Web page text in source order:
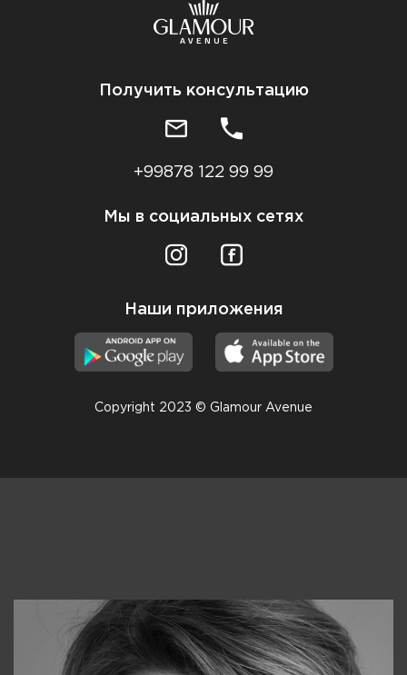
Получить консультацию
+99878 122 99 99
Мы в социальных сетях
Наши приложения
Copyright 2023 © Glamour Avenue